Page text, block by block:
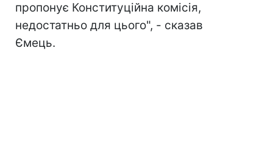
пропонує Конституційна комісія,
недостатньо для цього", - сказав
Ємець.